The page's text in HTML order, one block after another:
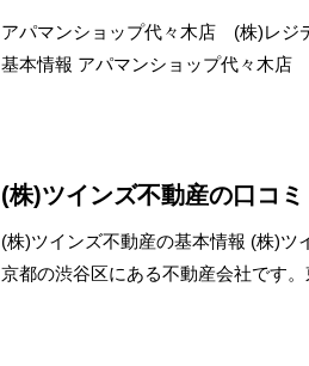
アパマンショップ代々木店 (株)レジ
基本情報 アパマンショップ代々木店
(株)ツインズ不動産の口コ
(株)ツインズ不動産の基本情報 (株)ツ
京都の渋谷区にある不動産会社です